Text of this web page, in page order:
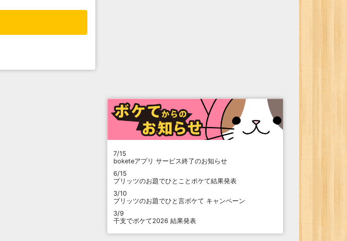
7/15
boketeアプリ サービス終了のお知らせ
6/15
プリッツのお題でひとことボケて結果発表
3/10
プリッツのお題でひと言ボケて キャンペーン
3/9
干支でボケて2026 結果発表